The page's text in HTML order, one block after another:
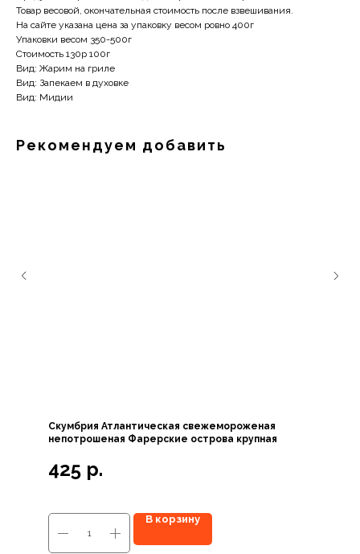
Товар весовой, окончательная стоимость после взвешивания.
На сайте указана цена за упаковку весом ровно 400г
Упаковки весом 350-500г
Стоимость 130р 100г
Вид: Жарим на гриле
Вид: Запекаем в духовке
Вид: Мидии
Рекомендуем добавить
Скумбрия Атлантическая свежемороженая
непотрошеная Фарерские острова крупная
425 р.
В корзину